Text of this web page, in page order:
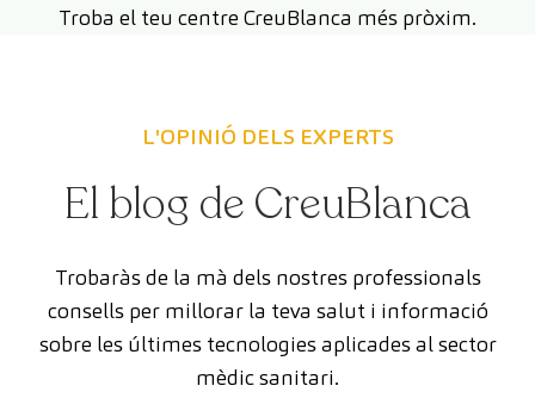
Troba el teu centre CreuBlanca més pròxim.
L'OPINIÓ DELS EXPERTS
El blog de CreuBlanca
Trobaràs de la mà dels nostres professionals
consells per millorar la teva salut i informació
sobre les últimes tecnologies aplicades al sector
mèdic sanitari.